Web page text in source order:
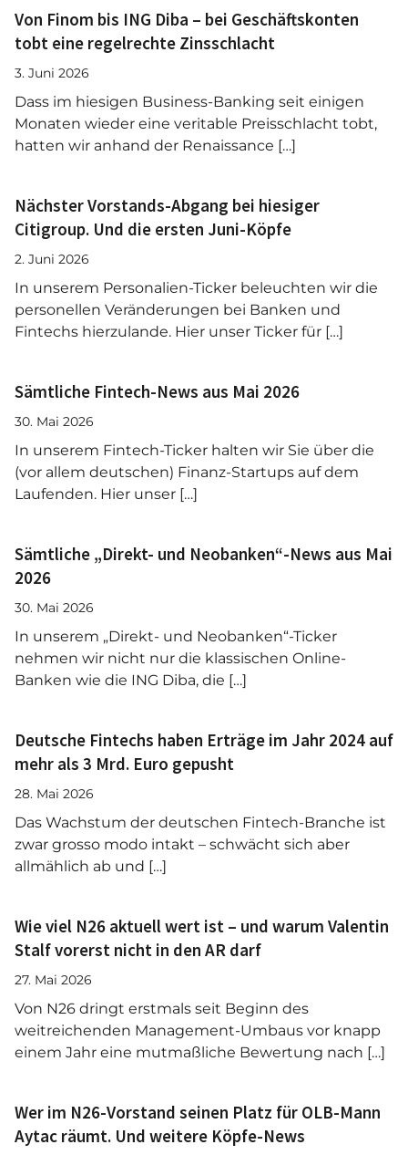
Von Finom bis ING Diba – bei Geschäftskonten
tobt eine regelrechte Zinsschlacht
3. Juni 2026
Dass im hiesigen Business-Banking seit einigen
Monaten wieder eine veritable Preisschlacht tobt,
hatten wir anhand der Renaissance […]
Nächster Vorstands-Abgang bei hiesiger
Citigroup. Und die ersten Juni-Köpfe
2. Juni 2026
In unserem Personalien-Ticker beleuchten wir die
personellen Veränderungen bei Banken und
Fintechs hierzulande. Hier unser Ticker für […]
Sämtliche Fintech-News aus Mai 2026
30. Mai 2026
In unserem Fintech-Ticker halten wir Sie über die
(vor allem deutschen) Finanz-Startups auf dem
Laufenden. Hier unser […]
Sämtliche „Direkt- und Neobanken“-News aus Mai
2026
30. Mai 2026
In unserem „Direkt- und Neobanken“-Ticker
nehmen wir nicht nur die klassischen Online-
Banken wie die ING Diba, die […]
Deutsche Fintechs haben Erträge im Jahr 2024 auf
mehr als 3 Mrd. Euro gepusht
28. Mai 2026
Das Wachstum der deutschen Fintech-Branche ist
zwar grosso modo intakt – schwächt sich aber
allmählich ab und […]
Wie viel N26 aktuell wert ist – und warum Valentin
Stalf vorerst nicht in den AR darf
27. Mai 2026
Von N26 dringt erstmals seit Beginn des
weitreichenden Management-Umbaus vor knapp
einem Jahr eine mutmaßliche Bewertung nach […]
Wer im N26-Vorstand seinen Platz für OLB-Mann
Aytac räumt. Und weitere Köpfe-News